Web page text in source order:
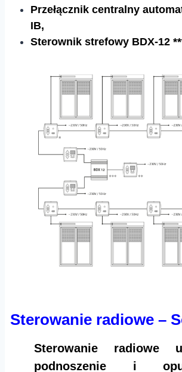
Przełącznik centralny
IB,
Sterownik strefowy BDX-12
Sterowanie radiowe –
Sterowanie radiowe
podnoszenie i